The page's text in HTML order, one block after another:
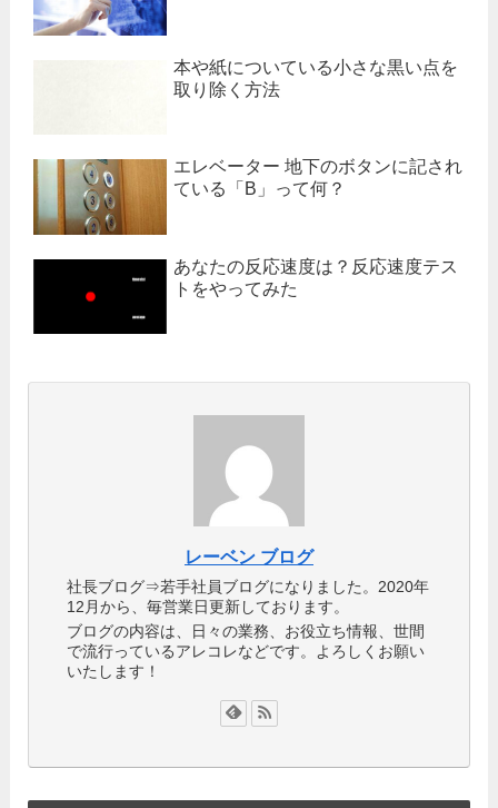
本や紙についている小さな黒い点を
取り除く方法
エレベーター 地下のボタンに記され
ている「B」って何？
あなたの反応速度は？反応速度テス
トをやってみた
レーベン ブログ
社長ブログ⇒若手社員ブログになりました。2020年
12月から、毎営業日更新しております。
ブログの内容は、日々の業務、お役立ち情報、世間
で流行っているアレコレなどです。よろしくお願い
いたします！